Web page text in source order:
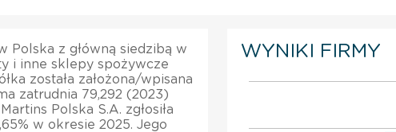
Polska z główną siedzibą w
i inne sklepy spożywcze
została założona/wpisana
zatrudnia 79,292 (2023)
Polska S.A. zgłosiła
w okresie 2025. Jego
WYNIKI FIRMY